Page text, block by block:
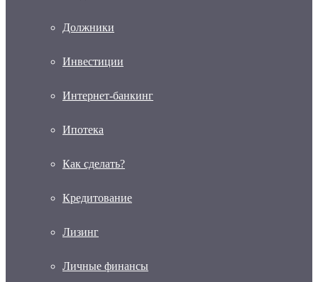
Должники
Инвестиции
Интернет-банкинг
Ипотека
Как сделать?
Кредитование
Лизинг
Личные финансы